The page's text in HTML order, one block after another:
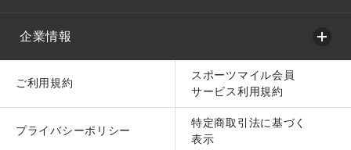
企業情報
ご利用規約
スポーツマイル会員
サービス利用規約
プライバシーポリシー
特定商取引法に基づく
表示